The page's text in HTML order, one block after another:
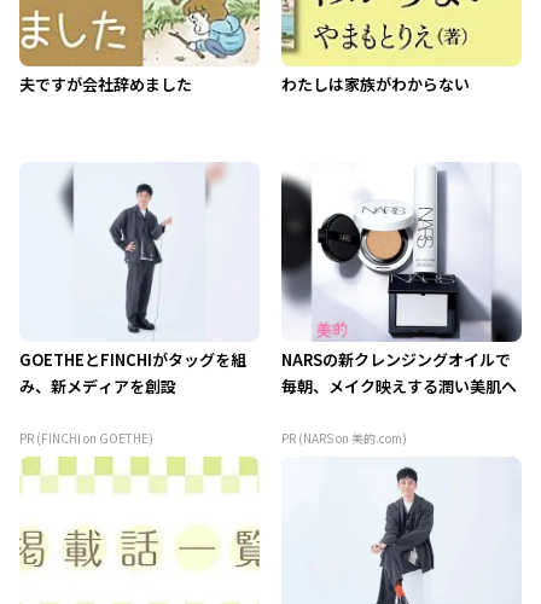
夫ですが会社辞めました わたしは家族がわからない
GOETHEとFINCHIがタッグを組
み、新メディアを創設
PR (FINCHI on GOETHE)
NARSの新クレンジングオイルで
毎朝、メイク映えする潤い美肌へ
PR (NARS on 美的.com)